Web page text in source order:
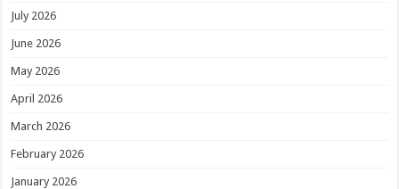
July 2026
June 2026
May 2026
April 2026
March 2026
February 2026
January 2026